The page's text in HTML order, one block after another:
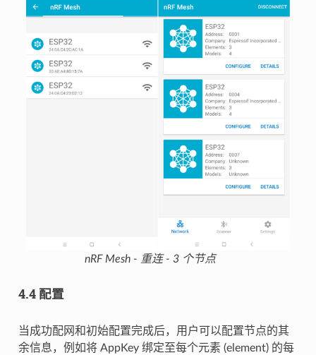
nRF Mesh - 重连 - 3 个节点
4.4 配置
当成功配网和初始配置完成后，用户可以配置节点的其
余信息，例如将 AppKey 绑定至每个元素 (element) 的每